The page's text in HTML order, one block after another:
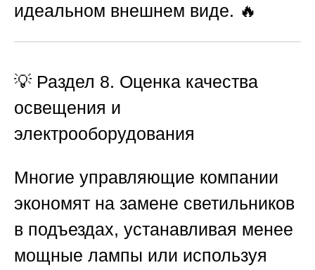
идеальном внешнем виде. 🔥
💡 Раздел 8. Оценка качества
освещения и
электрооборудования
Многие управляющие компании
экономят на замене светильников
в подъездах, устанавливая менее
мощные лампы или используя